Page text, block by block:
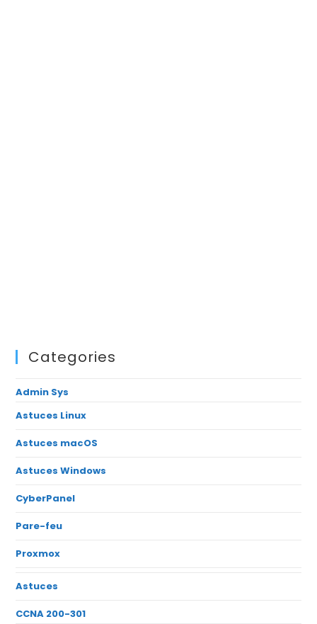
Categories
Admin Sys
Astuces Linux
Astuces macOS
Astuces Windows
CyberPanel
Pare-feu
Proxmox
Astuces
CCNA 200-301